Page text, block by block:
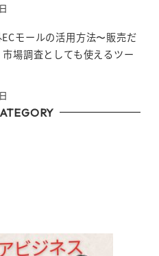
モールの活用方法〜販売だ
場調査としても使えるツー